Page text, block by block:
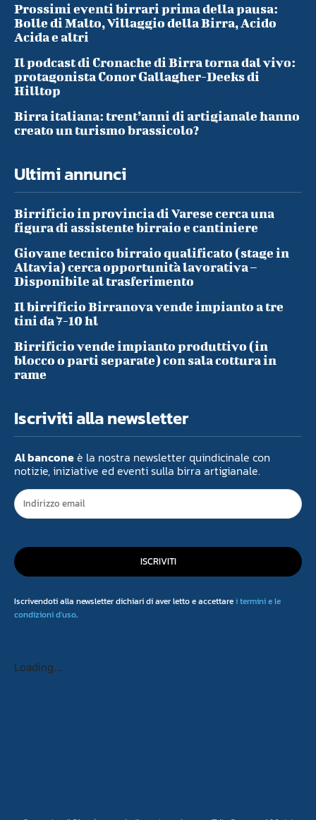
Prossimi eventi birrari prima della pausa:
Bolle di Malto, Villaggio della Birra, Acido
Acida e altri
Il podcast di Cronache di Birra torna dal vivo:
protagonista Conor Gallagher-Deeks di
Hilltop
Birra italiana: trent’anni di artigianale hanno
creato un turismo brassicolo?
Ultimi annunci
Birrificio in provincia di Varese cerca una
figura di assistente birraio e cantiniere
Giovane tecnico birraio qualificato (stage in
Altavia) cerca opportunità lavorativa –
Disponibile al trasferimento
Il birrificio Birranova vende impianto a tre
tini da 7-10 hl
Birrificio vende impianto produttivo (in
blocco o parti separate) con sala cottura in
rame
Iscriviti alla newsletter
Al banconeè la nostra newsletter quindicinale con
notizie, iniziative ed eventi sulla birra artigianale.
ISCRIVITI
Iscrivendoti alla newsletter dichiari di aver letto e accettarei termini e le
condizioni d'uso.
Loading...